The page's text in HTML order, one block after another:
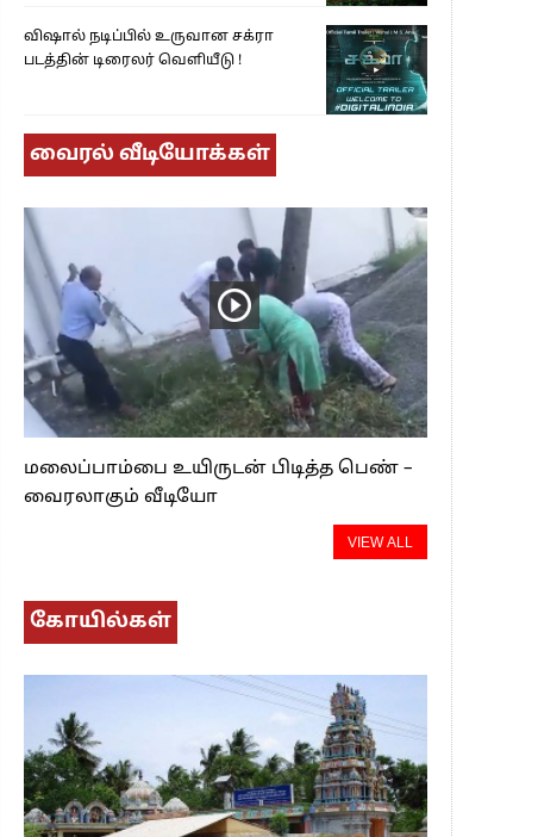
விஷால் நடிப்பில் உருவான சக்ரா
படத்தின் டிரைலர் வெளியீடு !
வைரல் வீடியோக்கள்
மலைப்பாம்பை உயிருடன் பிடித்த பெண் –
வைரலாகும் வீடியோ
VIEW ALL
கோயில்கள்